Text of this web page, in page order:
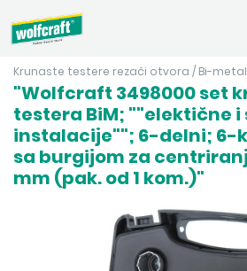
Krunaste testere rezači otvora / Bi-
"Wolfcraft 3498000 set
testera BiM; ""elektične
instalacije""; 6-delni; 6-
sa burgijom za
mm (pak. od 1 kom.)"